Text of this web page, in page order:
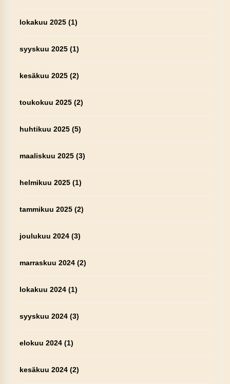
lokakuu 2025(1)
syyskuu 2025(1)
kesäkuu 2025(2)
toukokuu 2025(2)
huhtikuu 2025(5)
maaliskuu 2025(3)
helmikuu 2025(1)
tammikuu 2025(2)
joulukuu 2024(3)
marraskuu 2024(2)
lokakuu 2024(1)
syyskuu 2024(3)
elokuu 2024(1)
kesäkuu 2024(2)